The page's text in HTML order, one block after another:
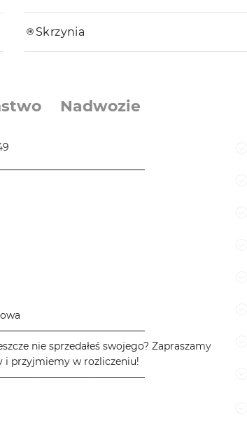
Skrzynia
Nadwozie
nie sprzedałeś swojego? Zapraszamy
i przyjmiemy w rozliczeniu!